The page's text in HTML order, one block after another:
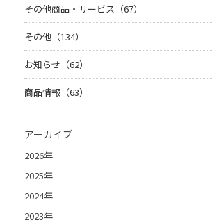
その他商品・サービス（67）
その他（134）
お知らせ（62）
商品情報（63）
アーカイブ
2026年
2025年
2024年
2023年